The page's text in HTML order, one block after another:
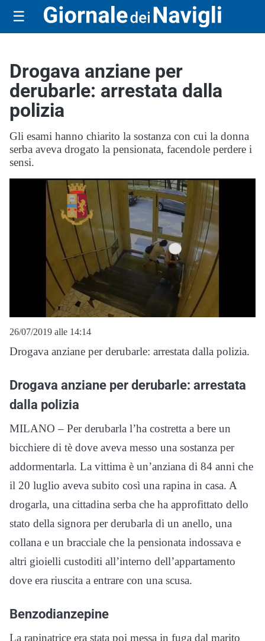
☰
Drogava anziane per
derubarle: arrestata dalla
polizia
Gli esami hanno chiarito la sostanza con cui la donna
serba aveva drogato la pensionata, facendole perdere i
sensi.
26/07/2019 alle 14:14
Drogava anziane per derubarle: arrestata dalla polizia.
Drogava anziane per derubarle: arrestata
dalla polizia
MILANO – Per derubarla l’ha costretta a bere un
bicchiere di tè dove aveva messo una sostanza per
addormentarla. La vittima è un’anziana di 84 anni che
il 20 luglio aveva subito così una rapina in casa. A
drogarla, una cittadina serba che ha approfittato dello
stato della signora per derubarla di un anello, una
collana e un bracciale che la pensionata indossava e
altri gioielli custoditi all’interno dell’appartamento
dove era riuscita a entrare con una scusa.
Benzodianzepine
La rapinatrice era stata poi messa in fuga dal marito